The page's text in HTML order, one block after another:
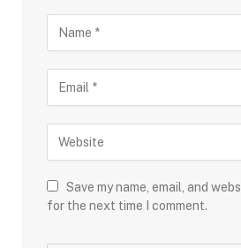
Save my name, email, and
for the next time I comment.